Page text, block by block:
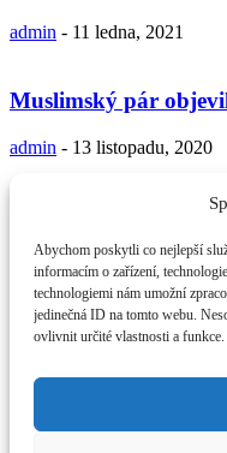
Abychom poskytli co nejlepší
informacím o zařízení,
technologiemi nám umožní
jedinečná ID na tomto webu.
ovlivnit určité vlastnosti a funkce.
admin - 11 ledna, 2021
Muslimský pár
admin - 13 listopadu, 2020
Od 12.10.2020 se
admin - 10 října, 2020
Turecko: 104letá
admin - 23 září, 2020